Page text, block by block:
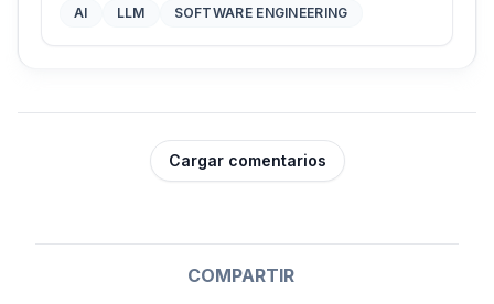
exageración.
AI LLM SOFTWARE ENGINEERING
Cargar comentarios
COMPARTIR